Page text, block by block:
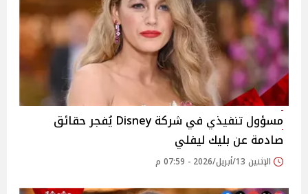
مسؤول تنفيذي في شركة Disney يُفجر حقائق
صادمة عن بليك ليفلي
الإثنين 13/أبريل/2026 - 07:59 م